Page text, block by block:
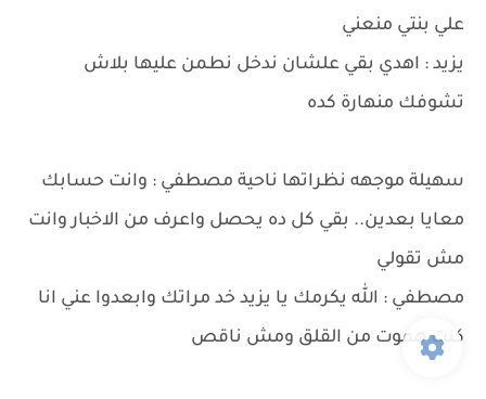
علي بنتي منعني
يزيد : اهدي بقي علشان ندخل نطمن عليها بلاش
تشوفك منهارة كده
سهيلة موجهه نظراتها ناحية مصطفي : وانت حسابك
معايا بعدين.. بقي كل ده يحصل واعرف من الاخبار وانت
مش تقولي
مصطفي : الله يكرمك يا يزيد خد مراتك وابعدوا عني انا
كنت هموت من القلق ومش ناقص